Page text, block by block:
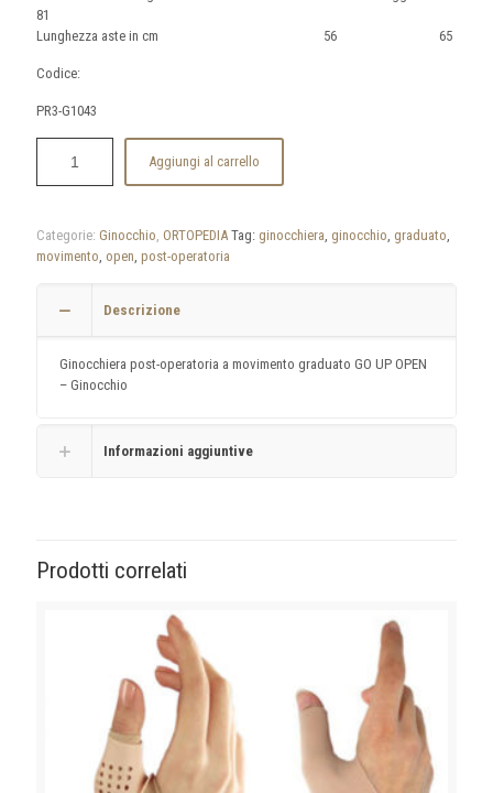
81
Lunghezza aste in cm 56 65
Codice:
PR3-G1043
Aggiungi al carrello
Categorie: Ginocchio, ORTOPEDIA Tag: ginocchiera, ginocchio, graduato,
movimento, open, post-operatoria
Descrizione
Ginocchiera post-operatoria a movimento graduato GO UP OPEN
– Ginocchio
Informazioni aggiuntive
Prodotti correlati